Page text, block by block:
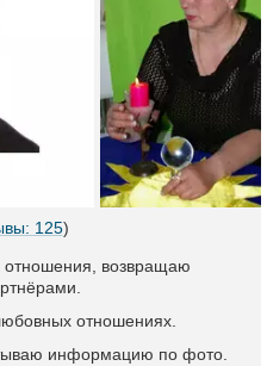
125)
возвращаю
отношениях.
информацию по фото.